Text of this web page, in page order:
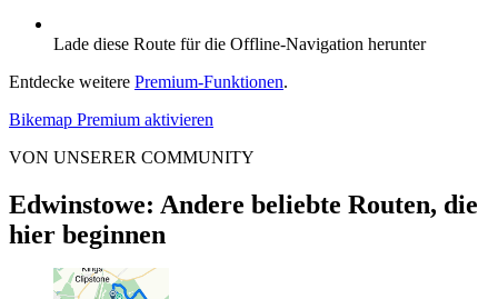
Lade diese Route für die Offline-Navigation herunter
Entdecke weitere Premium-Funktionen.
Bikemap Premium aktivieren
VON UNSERER COMMUNITY
Edwinstowe: Andere beliebte Routen, die
hier beginnen